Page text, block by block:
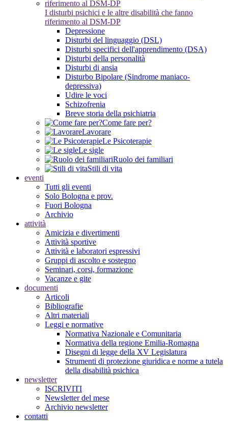
I disturbi psichici e le altre disabilità che fanno
riferimento al DSM-DP
Depressione
Disturbi del linguaggio (DSL)
Disturbi specifici dell'apprendimento (DSA)
Disturbi della personalità
Disturbi di ansia
Disturbo Bipolare (Sindrome maniaco-
depressiva)
Udire le voci
Schizofrenia
Breve storia della psichiatria
Come fare per?
Lavorare
Le Psicoterapie
Le sigle
Ruolo dei familiari
Stili di vita
eventi
Tutti gli eventi
Solo Bologna e prov.
Fuori Bologna
Archivio
attività
Amicizia e divertimenti
Attività sportive
Attività e laboratori espressivi
Gruppi di ascolto e sostegno
Seminari, corsi, formazione
Vacanze e gite
documenti
Articoli
Bibliografie
Altri materiali
Leggi e normative
Normativa Nazionale e Comunitaria
Normativa della regione Emilia-Romagna
Disegni di legge della XV Legislatura
Strumenti di protezione giuridica e norme a tutela
della disabilità psichica
newsletter
ISCRIVITI
Newsletter del mese
Archivio newsletter
contatti